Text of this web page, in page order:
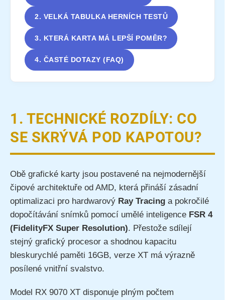
2. VELKÁ TABULKA HERNÍCH TESTŮ
3. KTERÁ KARTA MÁ LEPŠÍ POMĚR?
4. ČASTÉ DOTAZY (FAQ)
1. TECHNICKÉ ROZDÍLY: CO
SE SKRÝVÁ POD KAPOTOU?
Obě grafické karty jsou postavené na nejmodernější
čipové architektuře od AMD, která přináší zásadní
optimalizaci pro hardwarový Ray Tracing a pokročilé
dopočítávání snímků pomocí umělé inteligence FSR 4
(FidelityFX Super Resolution). Přestože sdílejí
stejný grafický procesor a shodnou kapacitu
bleskurychlé paměti 16GB, verze XT má výrazně
posílené vnitřní svalstvo.
Model RX 9070 XT disponuje plným počtem